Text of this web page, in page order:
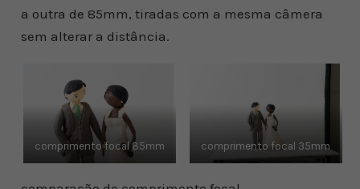
a outra de 85mm, tiradas com a mesma câmera
sem alterar a distância.
comprimento focal 85mm comprimento focal 35mm